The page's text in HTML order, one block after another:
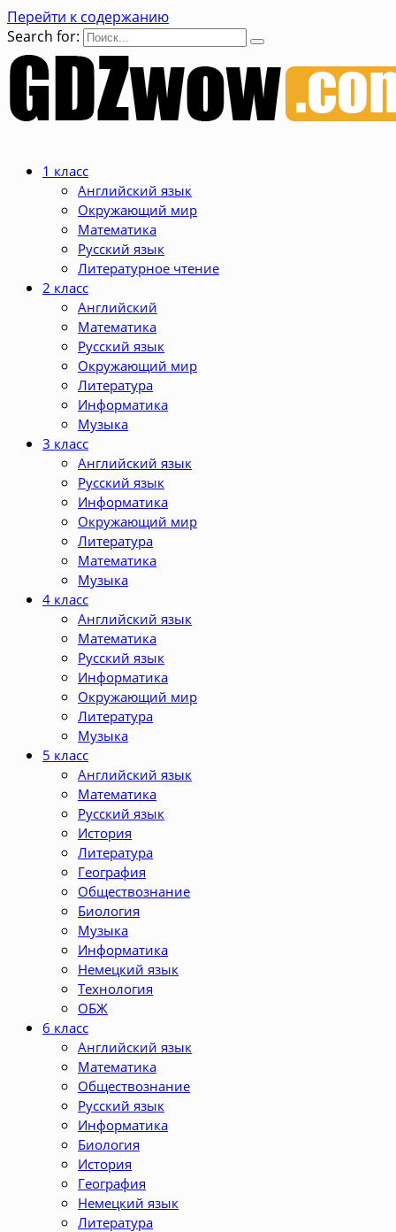
Перейти к содержанию
Search for:
1 класс
Английский язык
Окружающий мир
Математика
Русский язык
Литературное чтение
2 класс
Английский
Математика
Русский язык
Окружающий мир
Литература
Информатика
Музыка
3 класс
Английский язык
Русский язык
Информатика
Окружающий мир
Литература
Математика
Музыка
4 класс
Английский язык
Математика
Русский язык
Информатика
Окружающий мир
Литература
Музыка
5 класс
Английский язык
Математика
Русский язык
История
Литература
География
Обществознание
Биология
Музыка
Информатика
Немецкий язык
Технология
ОБЖ
6 класс
Английский язык
Математика
Обществознание
Русский язык
Информатика
Биология
История
География
Немецкий язык
Литература